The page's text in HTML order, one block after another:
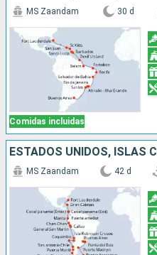
Comidas incluidas
MS Zaandam 30 d
MS Zaandam 42 d